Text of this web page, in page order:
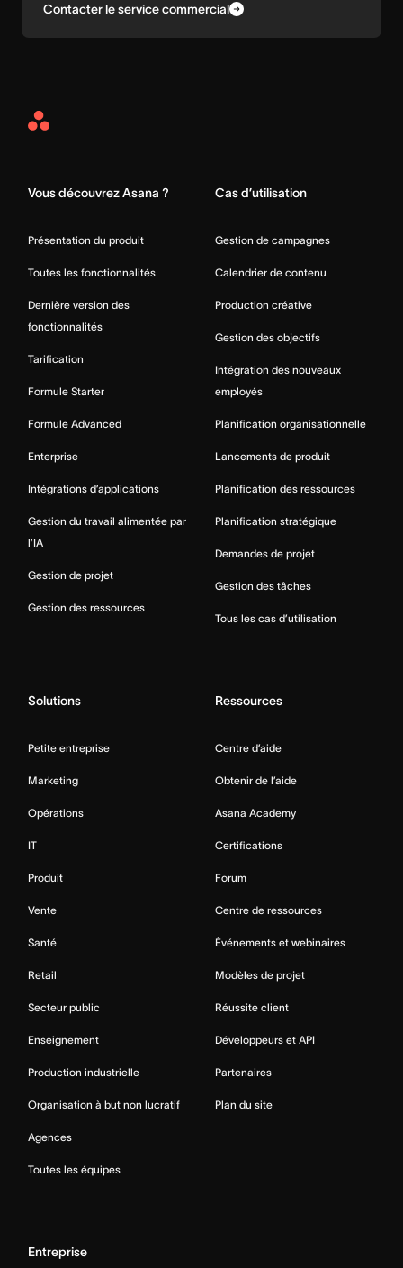
Contacter le service commercial
Asana
Vous découvrez Asana ?
Présentation du produit
Toutes les fonctionnalités
Dernière version des
fonctionnalités
Tarification
Formule Starter
Formule Advanced
Enterprise
Intégrations d’applications
Gestion du travail alimentée par
l’IA
Gestion de projet
Gestion des ressources
Cas d’utilisation
Gestion de campagnes
Calendrier de contenu
Production créative
Gestion des objectifs
Intégration des nouveaux
employés
Planification organisationnelle
Lancements de produit
Planification des ressources
Planification stratégique
Demandes de projet
Gestion des tâches
Tous les cas d’utilisation
Solutions
Petite entreprise
Marketing
Opérations
IT
Produit
Vente
Santé
Retail
Secteur public
Enseignement
Production industrielle
Organisation à but non lucratif
Agences
Toutes les équipes
Ressources
Centre d’aide
Obtenir de l’aide
Asana Academy
Certifications
Forum
Centre de ressources
Événements et webinaires
Modèles de projet
Réussite client
Développeurs et API
Partenaires
Plan du site
Entreprise